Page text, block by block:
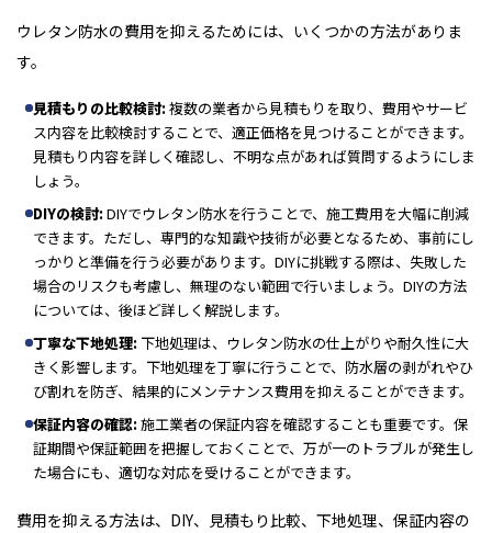
ウレタン防水の費用を抑えるためには、いくつかの方法がありま
す。
見積もりの比較検討:複数の業者から見積もりを取り、費用やサービ
ス内容を比較検討することで、適正価格を見つけることができます。
見積もり内容を詳しく確認し、不明な点があれば質問するようにしま
しょう。
DIYの検討:DIYでウレタン防水を行うことで、施工費用を大幅に削減
できます。ただし、専門的な知識や技術が必要となるため、事前にし
っかりと準備を行う必要があります。DIYに挑戦する際は、失敗した
場合のリスクも考慮し、無理のない範囲で行いましょう。DIYの方法
については、後ほど詳しく解説します。
丁寧な下地処理: 下地処理は、ウレタン防水の仕上がりや耐久性に大
きく影響します。下地処理を丁寧に行うことで、防水層の剥がれやひ
び割れを防ぎ、結果的にメンテナンス費用を抑えることができます。
保証内容の確認:施工業者の保証内容を確認することも重要です。保
証期間や保証範囲を把握しておくことで、万が一のトラブルが発生し
た場合にも、適切な対応を受けることができます。
費用を抑える方法は、DIY、見積もり比較、下地処理、保証内容の